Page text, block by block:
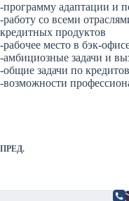
-программу адаптации и
-работу со всеми
кредитных продуктов
-рабочее место в бэк-
-амбициозные задачи и
-общие задачи по
-возможности
ПРЕД.